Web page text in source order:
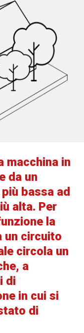
macchina in
da un
bassa ad
alta. Per
la
un circuito
circola un
a
di
in cui si
di